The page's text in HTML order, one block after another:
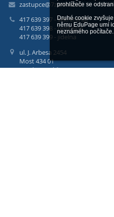
prohlížeče se
Druhé cookie
němu EduPage umí
neznámého počítače.
zastupce@7zsmost.cz
417 639 397 - sekretariát
417 639 398 - ředitelna
417 639 399 - jídelna
ul. J. Arbesa 2454
Most 434 01
Czech Republic